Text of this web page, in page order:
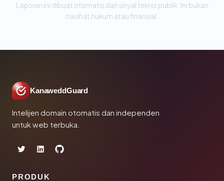
Laporan ini dibuat otomatis dari sinyal teknis publik. Ini bukan
nasihat hukum atau finansial.
KanaweddGuard
Intelijen domain otomatis dan independen
untuk web terbuka.
PRODUK